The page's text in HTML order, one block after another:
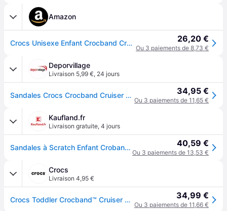
Amazon
Crocs Unisexe Enfant Crocband Cruiser Sandal T Sandales, Navy/Varsity Red, 24/25 EU 26,20 €
Ou 3 paiements de 8,73 €
Deporvillage
Livraison 5,99 €, 24 jours
Sandales Crocs Crocband Cruiser noir rouge enfant - 28-29 - Black 34,95 €
Ou 3 paiements de 11,65 €
Kaufland.fr
Livraison gratuite, 4 jours
Sandales à Scratch Enfant Croband Cruiser 40,59 €
Ou 3 paiements de 13,53 €
Crocs
Livraison 4,95 €
Crocs Toddler Crocband™ Cruiser Sandales Enfants Navy / Varsity Red 24 34,99 €
Ou 3 paiements de 11,66 €